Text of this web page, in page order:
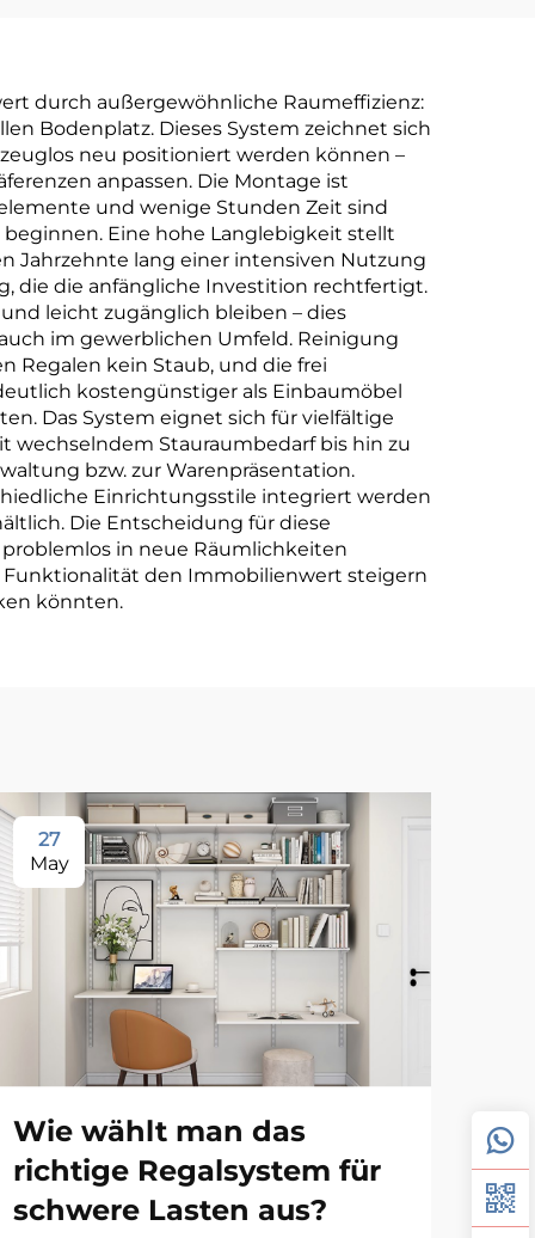
durch außergewöhnliche Raumeffizienz:
Bodenplatz. Dieses System zeichnet sich
neu positioniert werden können –
anpassen. Die Montage ist
und wenige Stunden Zeit sind
Eine hohe Langlebigkeit stellt
Jahrzehnte lang einer intensiven Nutzung
die die anfängliche Investition rechtfertigt.
leicht zugänglich bleiben – dies
im gewerblichen Umfeld. Reinigung
Regalen kein Staub, und die frei
kostengünstiger als Einbaumöbel
Das System eignet sich für vielfältige
wechselndem Stauraumbedarf bis hin zu
bzw. zur Warenpräsentation.
Einrichtungsstile integriert werden
Die Entscheidung für diese
in neue Räumlichkeiten
den Immobilienwert steigern
könnten.
27
May
Wie wählt man das
richtige Regalsystem für
schwere Lasten aus?